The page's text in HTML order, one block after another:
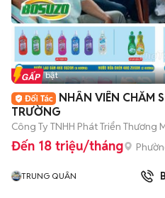
Tin nổi bật
NHÂN VIÊN CHĂM
TRƯỜNG
Công Ty TNHH Phát Triển Thương
Đến 18 triệu/tháng
TRUNG QUÂN